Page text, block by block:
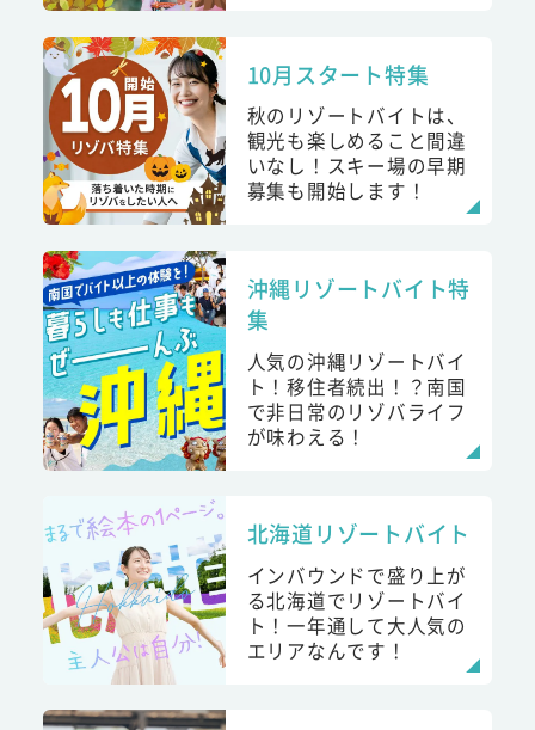
10月スタート特集
秋のリゾートバイトは、
観光も楽しめること間違
いなし！スキー場の早期
募集も開始します！
沖縄リゾートバイト特
集
人気の沖縄リゾートバイ
ト！移住者続出！？南国
で非日常のリゾバライフ
が味わえる！
北海道リゾートバイト
インバウンドで盛り上が
る北海道でリゾートバイ
ト！一年通して大人気の
エリアなんです！